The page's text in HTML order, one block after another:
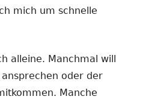
mich um schnelle
alleine. Manchmal will
oder der
Manche